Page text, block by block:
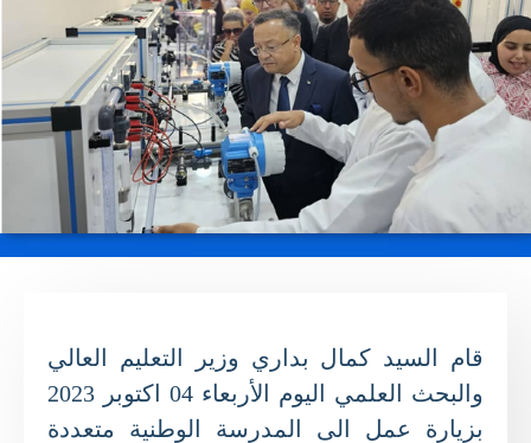
قام السيد كمال بداري وزير التعليم العالي
والبحث العلمي اليوم الأربعاء 04 اكتوبر 2023
بزيارة عمل الى المدرسة الوطنية متعددة